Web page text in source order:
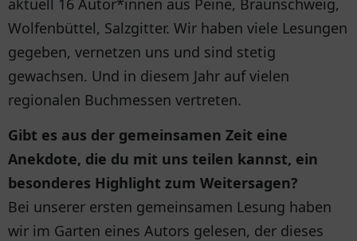
Wolfenbüttel, Salzgitter. Wir haben viele Lesungen
gegeben, vernetzen uns und sind stetig
gewachsen. Und in diesem Jahr auf vielen
regionalen Buchmessen vertreten.
Gibt es aus der gemeinsamen Zeit eine
Anekdote, die du mit uns teilen kannst, ein
besonderes Highlight zum Weitersagen?
Bei unserer ersten gemeinsamen Lesung haben
wir im Garten eines Autors gelesen, der dieses